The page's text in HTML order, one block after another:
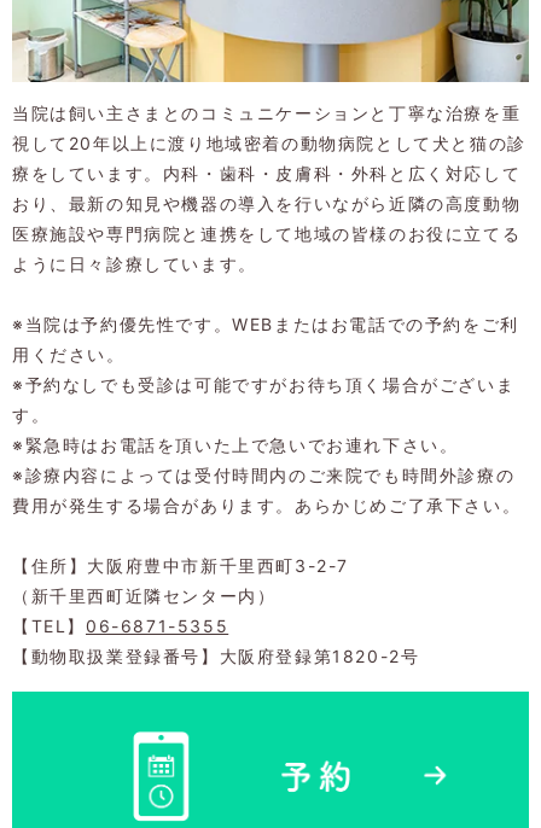
当院は飼い主さまとのコミュニケーションと丁寧な治療を重
視して20年以上に渡り地域密着の動物病院として犬と猫の診
療をしています。内科・歯科・皮膚科・外科と広く対応して
おり、最新の知見や機器の導入を行いながら近隣の高度動物
医療施設や専門病院と連携をして地域の皆様のお役に立てる
ように日々診療しています。
※当院は予約優先性です。WEBまたはお電話での予約をご利
用ください。
※予約なしでも受診は可能ですがお待ち頂く場合がございま
す。
※緊急時はお電話を頂いた上で急いでお連れ下さい。
※診療内容によっては受付時間内のご来院でも時間外診療の
費用が発生する場合があります。あらかじめご了承下さい。
【住所】大阪府豊中市新千里西町3-2-7
（新千里西町近隣センター内）
【TEL】 06-6871-5355
【動物取扱業登録番号】大阪府登録第1820-2号